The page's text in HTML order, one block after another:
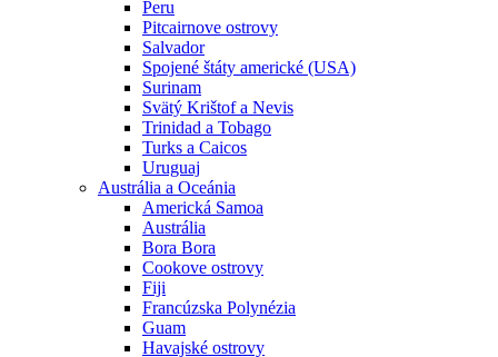
Peru
Pitcairnove ostrovy
Salvador
Spojené štáty americké (USA)
Surinam
Svätý Krištof a Nevis
Trinidad a Tobago
Turks a Caicos
Uruguaj
Austrália a Oceánia
Americká Samoa
Austrália
Bora Bora
Cookove ostrovy
Fiji
Francúzska Polynézia
Guam
Havajské ostrovy